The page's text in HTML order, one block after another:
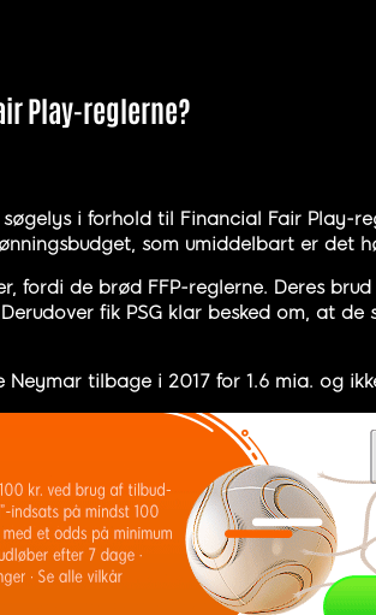
Play-reglerne?
i forhold til Financial Fair Play-
som umiddelbart er det
fordi de brød FFP-reglerne. Deres
fik PSG klar besked om, at
tilbage i 2017 for 1.6 mia. og